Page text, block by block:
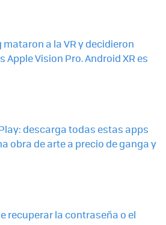
mataron a la VR y decidieron
Vision Pro. Android XR es
descarga todas estas apps
obra de arte a precio de ganga y
recuperar la contraseña o el